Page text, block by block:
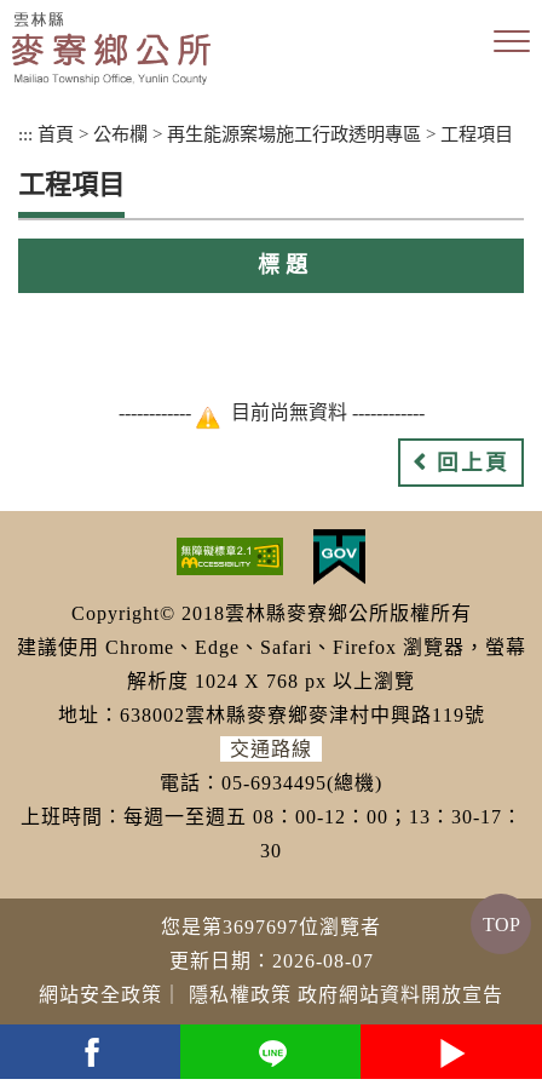
跳
到
主
::: 首頁 > 公布欄 > 再生能源案場施工行政透明專區 > 工程項目
工程項目
標 題
------------ 目前尚無資料 ------------
回上頁
Copyright© 2018雲林縣麥寮鄉公所版權所有
建議使用 Chrome、Edge、Safari、Firefox 瀏覽器，螢幕
解析度 1024 X 768 px 以上瀏覽
地址：638002雲林縣麥寮鄉麥津村中興路119號
交通路線
電話：05-6934495(總機)
上班時間：每週一至週五 08：00-12：00；13：30-17：
30
您是第3697697位瀏覽者
更新日期：2026-08-07
網站安全政策
隱私權政策 政府網站資料開放宣告
TOP